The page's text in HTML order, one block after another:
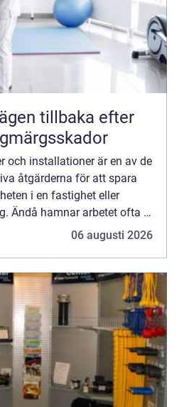
och installationer är en av de
åtgärderna för att spara
i en fastighet eller
Ändå hamnar arbetet ofta i
mer synliga06 augusti 2026